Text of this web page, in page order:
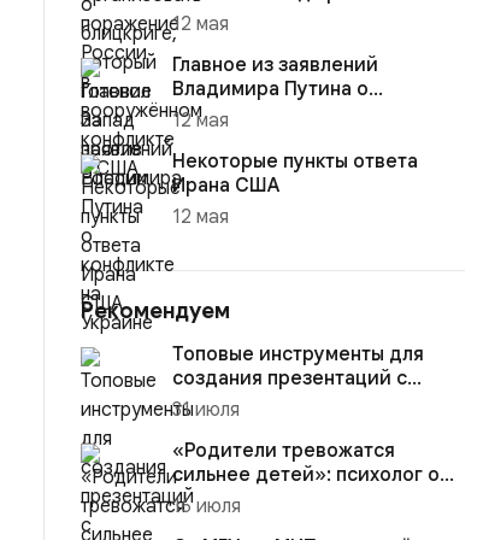
12 мая
Главное из заявлений
Владимира Путина о
конфликте на Украине
12 мая
Некоторые пункты ответа
Ирана США
12 мая
Рекомендуем
Топовые инструменты для
создания презентаций с
помощью ИИ
31 июля
«Родители тревожатся
сильнее детей»: психолог о
том, как пережить
16 июля